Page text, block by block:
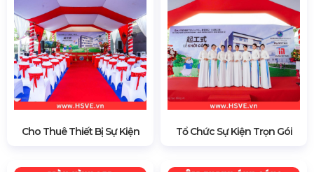
Cho Thuê Thiết Bị Sự Kiện Tổ Chức Sự Kiện Trọn Gói